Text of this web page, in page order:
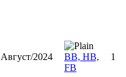
Август/2024
ВВ, HB,
FB
1